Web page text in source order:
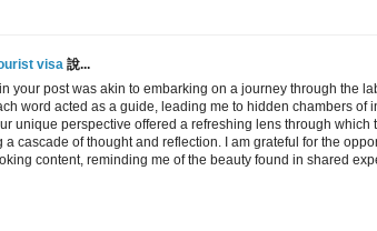
visa 說...
your post was akin to embarking on a journey through the
word acted as a guide, leading me to hidden chambers of
unique perspective offered a refreshing lens through which
a cascade of thought and reflection. I am grateful for the
content, reminding me of the beauty found in shared